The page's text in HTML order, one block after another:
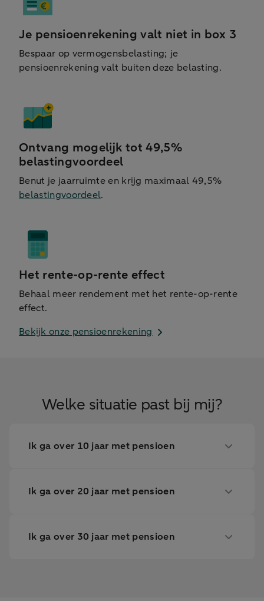
Je pensioenrekening valt niet in box 3
Bespaar op vermogensbelasting; je
pensioenrekening valt buiten deze belasting.
Ontvang mogelijk tot 49,5%
belastingvoordeel
Benut je jaarruimte en krijg maximaal 49,5%
belastingvoordeel.
Het rente-op-rente effect
Behaal meer rendement met het rente-op-rente
effect.
Bekijk onze pensioenrekening
Welke situatie past bij mij?
Ik ga over 10 jaar met pensioen
Ik ga over 20 jaar met pensioen
Ik ga over 30 jaar met pensioen